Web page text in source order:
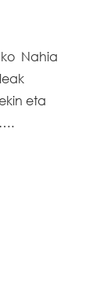
Nahia
eta